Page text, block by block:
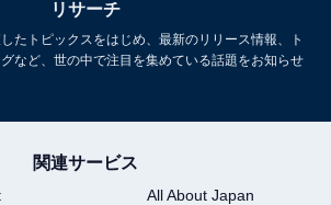
リサーチ
たトピックスをはじめ、最新のリリース情報、ト
など、世の中で注目を集めている話題をお知らせ
関連サービス
All About Japan